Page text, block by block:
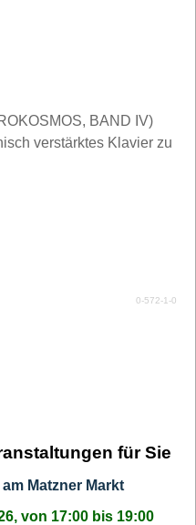
BAND IV)
verstärktes Klavier zu
0-572-1-0
für Sie
Matzner Markt
von 17:00 bis 19:00